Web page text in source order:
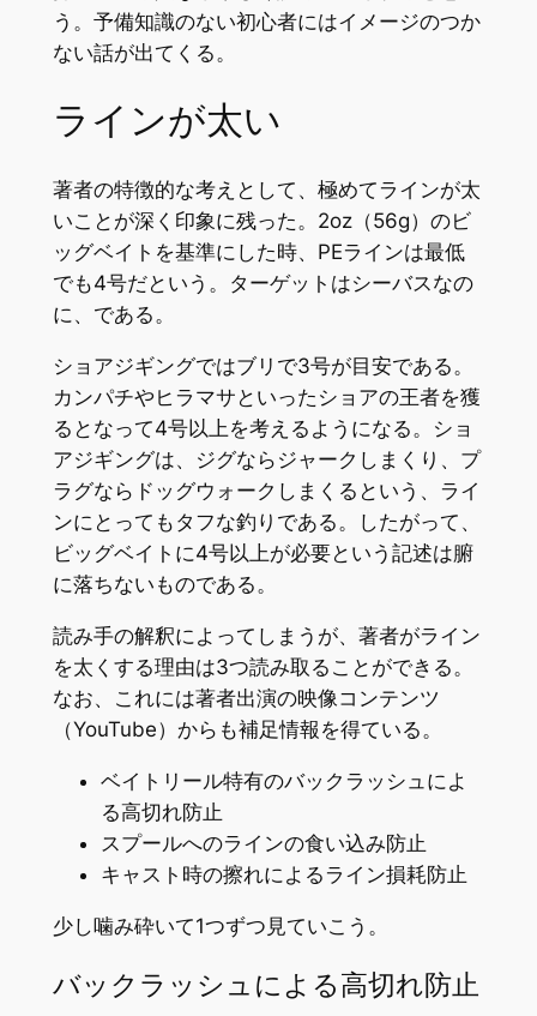
う。予備知識のない初心者にはイメージのつか
ない話が出てくる。
ラインが太い
著者の特徴的な考えとして、極めてラインが太
いことが深く印象に残った。2oz（56g）のビ
ッグベイトを基準にした時、PEラインは最低
でも4号だという。ターゲットはシーバスなの
に、である。
ショアジギングではブリで3号が目安である。
カンパチやヒラマサといったショアの王者を獲
るとなって4号以上を考えるようになる。ショ
アジギングは、ジグならジャークしまくり、プ
ラグならドッグウォークしまくるという、ライ
ンにとってもタフな釣りである。したがって、
ビッグベイトに4号以上が必要という記述は腑
に落ちないものである。
読み手の解釈によってしまうが、著者がライン
を太くする理由は3つ読み取ることができる。
なお、これには著者出演の映像コンテンツ
（YouTube）からも補足情報を得ている。
ベイトリール特有のバックラッシュによ
る高切れ防止
スプールへのラインの食い込み防止
キャスト時の擦れによるライン損耗防止
少し噛み砕いて1つずつ見ていこう。
バックラッシュによる高切れ防止